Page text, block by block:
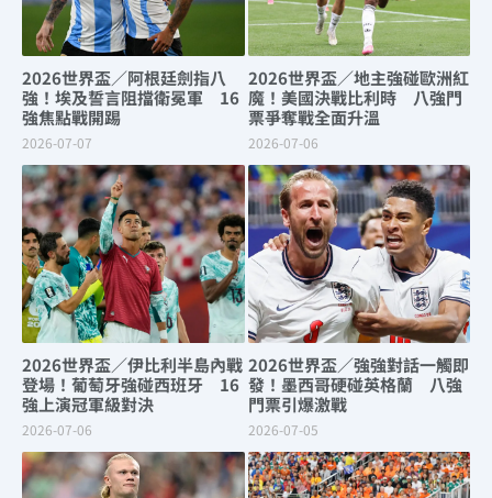
2026世界盃／阿根廷劍指八
強！埃及誓言阻擋衛冕軍 16
強焦點戰開踢
2026-07-07
2026世界盃／地主強碰歐洲紅
魔！美國決戰比利時 八強門
票爭奪戰全面升溫
2026-07-06
2026世界盃／伊比利半島內戰
登場！葡萄牙強碰西班牙 16
強上演冠軍級對決
2026-07-06
2026世界盃／強強對話一觸即
發！墨西哥硬碰英格蘭 八強
門票引爆激戰
2026-07-05